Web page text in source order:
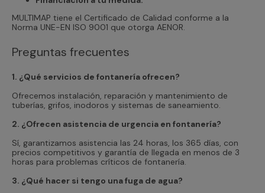
MULTIMAP tiene el Certificado de Calidad conforme a la
Norma UNE-EN ISO 9001 que otorga AENOR.
Preguntas frecuentes
1. ¿Qué servicios de fontanería ofrecen?
Ofrecemos instalación, reparación y mantenimiento de
tuberías, grifos, inodoros y sistemas de saneamiento.
2. ¿Ofrecen asistencia de urgencia en fontanería?
Sí, garantizamos asistencia las 24 horas, los 365 días, con
precios competitivos y garantía de llegada en menos de 3
horas para problemas críticos de fontanería.
3. ¿Qué hacer si tengo una fuga de agua?